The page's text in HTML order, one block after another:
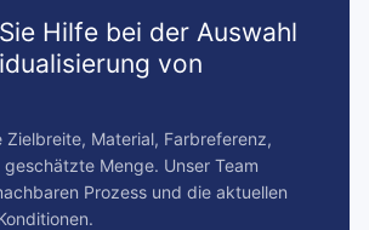
Hilfe bei der Auswahl
von
Zielbreite, Material, Farbreferenz,
Menge. Unser Team
Prozess und die aktuellen